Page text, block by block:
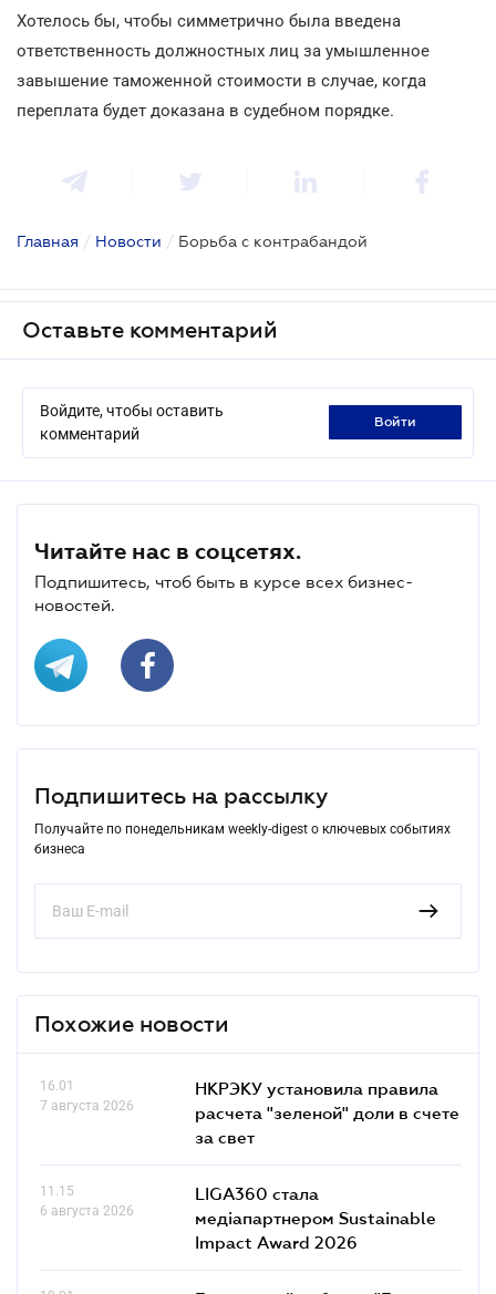
Хотелось бы, чтобы симметрично была введена
ответственность должностных лиц за умышленное
завышение таможенной стоимости в случае, когда
переплата будет доказана в судебном порядке.
Главная / Новости / Борьба с контрабандой
Оставьте комментарий
Войдите, чтобы оставить
комментарий
войти
Читайте нас в соцсетях.
Подпишитесь, чтоб быть в курсе всех бизнес-
новостей.
Подпишитесь на рассылку
Получайте по понедельникам weekly-digest о ключевых событиях
бизнеса
Похожие новости
16.01
7 августа 2026
НКРЭКУ установила правила
расчета "зеленой" доли в счете
за свет
11.15
6 августа 2026
LIGA360 стала
медіапартнером Sustainable
Impact Award 2026